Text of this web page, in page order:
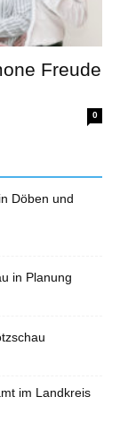
Freude
0
Döben und
in Planung
im Landkreis